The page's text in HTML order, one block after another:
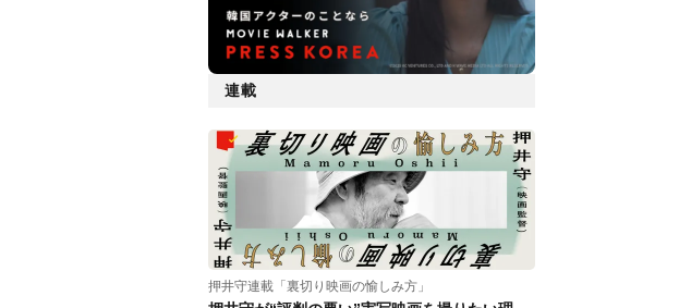
連載
押井守連載「裏切り映画の愉しみ方」